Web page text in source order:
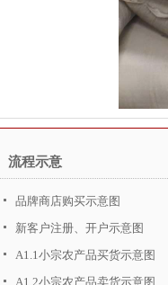
流程示意
品牌商店购买示意图
新客户注册、开户示意图
A1.1小宗农产品买货示意图
A1.2小宗农产品卖货示意图